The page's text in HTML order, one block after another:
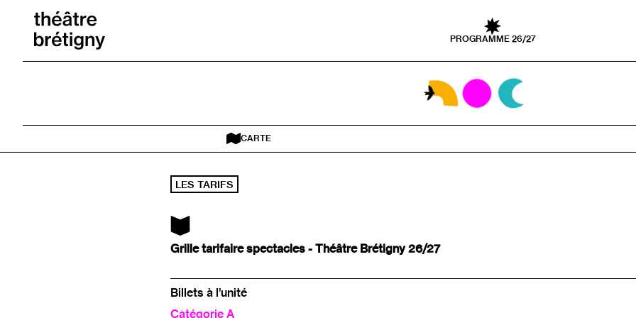
Aller au contenu
Retour à l’accueil
PROGRAMME 26/27
CARTE
LES TARIFS
Grille tarifaire spectacles - Théâtre Brétigny 26/27
Billets à l’unité
Catégorie A